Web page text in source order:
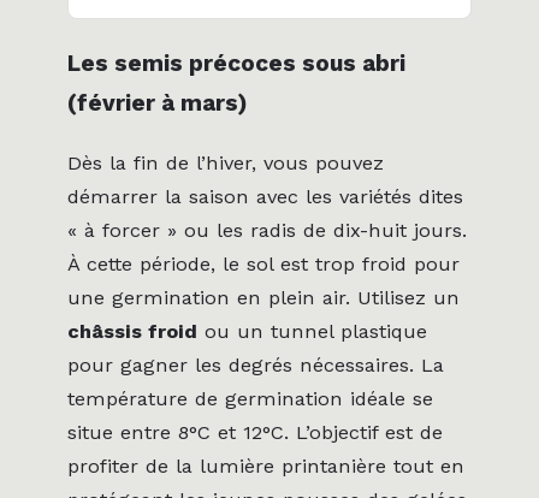
Les semis précoces sous abri
(février à mars)
Dès la fin de l’hiver, vous pouvez
démarrer la saison avec les variétés dites
« à forcer » ou les radis de dix-huit jours.
À cette période, le sol est trop froid pour
une germination en plein air. Utilisez un
châssis froid ou un tunnel plastique
pour gagner les degrés nécessaires. La
température de germination idéale se
situe entre 8°C et 12°C. L’objectif est de
profiter de la lumière printanière tout en